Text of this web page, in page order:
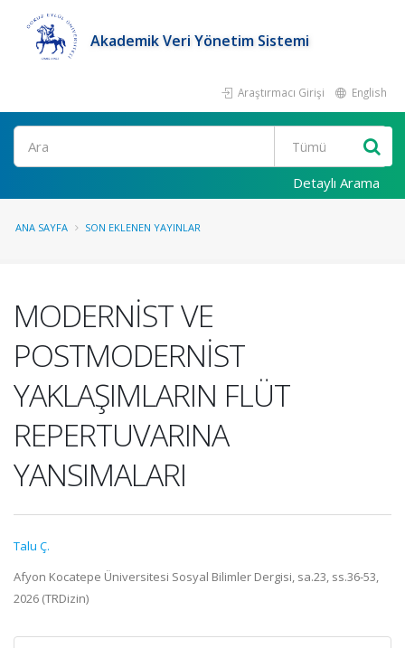
Akademik Veri Yönetim Sistemi
Araştırmacı Girişi English
Ara
Detaylı Arama
ANA SAYFA SON EKLENEN YAYINLAR
MODERNİST VE
POSTMODERNİST
YAKLAŞIMLARIN FLÜT
REPERTUVARINA
YANSIMALARI
Talu Ç.
Afyon Kocatepe Üniversitesi Sosyal Bilimler Dergisi, sa.23, ss.36-53,
2026 (TRDizin)